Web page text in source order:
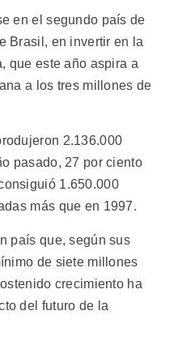
en el segundo país de
Brasil, en invertir en la
que este año aspira a
a los tres millones de
2.136.000
pasado, 27 por ciento
1.650.000
más que en 1997.
país que, según sus
de siete millones
crecimiento ha
del futuro de la